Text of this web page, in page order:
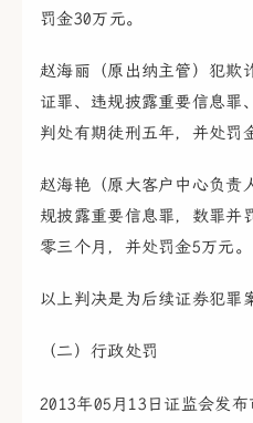
罚金30万元。
赵海丽（原出纳主管）犯欺
证罪、违规披露重要信息罪
判处有期徒刑五年，并处罚
赵海艳（原大客户中心负责
规披露重要信息罪，数罪并
零三个月，并处罚金5万元。
以上判决是为后续证券犯罪
（二）行政处罚
2013年05月13日证监会发